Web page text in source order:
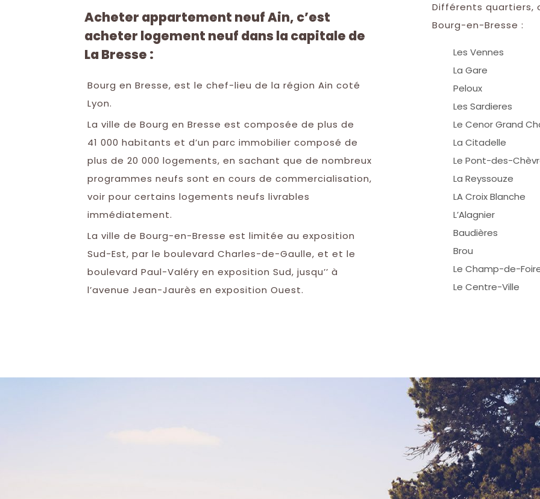
Acheter appartement neuf Ain, c’est
acheter logement neuf dans la capitale de
La Bresse :
Bourg en Bresse, est le chef-lieu de la région Ain coté
Lyon.
La ville de Bourg en Bresse est composée de plus de
41 000 habitants et d’un parc immobilier composé de
plus de 20 000 logements, en sachant que de nombreux
programmes neufs sont en cours de commercialisation,
voir pour certains logements neufs livrables
immédiatement.
La ville de Bourg-en-Bresse est limitée au exposition
Sud-Est, par le boulevard Charles-de-Gaulle, et et le
boulevard Paul-Valéry en exposition Sud, jusqu’’ à
l’avenue Jean-Jaurès en exposition Ouest.
Différents quartiers,
Bourg-en-Bresse :
Les Vennes
La Gare
Peloux
Les Sardieres
Le Cenor Grand
La Citadelle
Le Pont-des-
La Reyssouze
LA Croix Blanche
L’Alagnier
Baudières
Brou
Le Champ-de-
Le Centre-Ville